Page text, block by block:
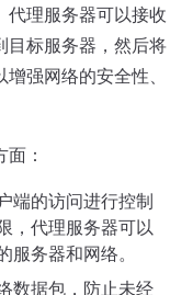
代理服务器可以接收
目标服务器，然后将
强网络的安全性、
：
端的访问进行控制
，代理服务器可以
务器和网络。
数据包，防止未经